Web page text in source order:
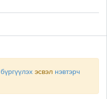
бүргүүлэх эсвэл нэвтэрч